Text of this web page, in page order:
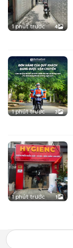
1 phút trước 4
1 phút trước 3
1 phút trước 1